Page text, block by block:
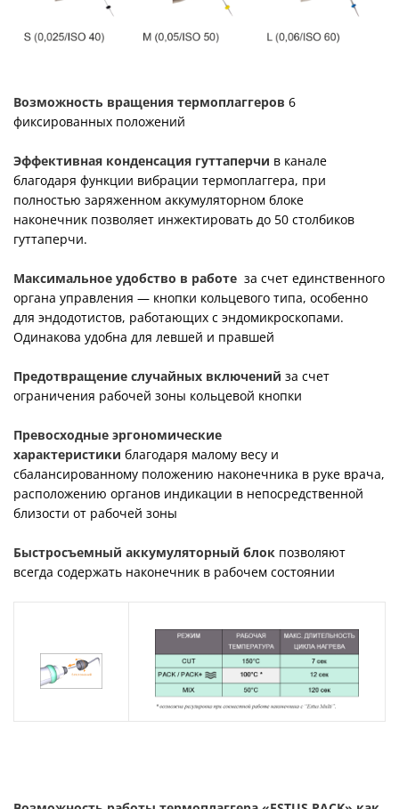
Возможность вращения термоплаггеров 6
фиксированных положений
Эффективная конденсация гуттаперчи в канале
благодаря функции вибрации термоплаггера, при
полностью заряженном аккумуляторном блоке
наконечник позволяет инжектировать до 50 столбиков
гуттаперчи.
Максимальное удобство в работе за счет единственного
органа управления — кнопки кольцевого типа, особенно
для эндодотистов, работающих с эндомикроскопами.
Одинакова удобна для левшей и правшей
Предотвращение случайных включений за счет
ограничения рабочей зоны кольцевой кнопки
Превосходные эргономические
характеристики благодаря малому весу и
сбалансированному положению наконечника в руке врача,
расположению органов индикации в непосредственной
близости от рабочей зоны
Быстросъемный аккумуляторный блок позволяют
всегда содержать наконечник в рабочем состоянии